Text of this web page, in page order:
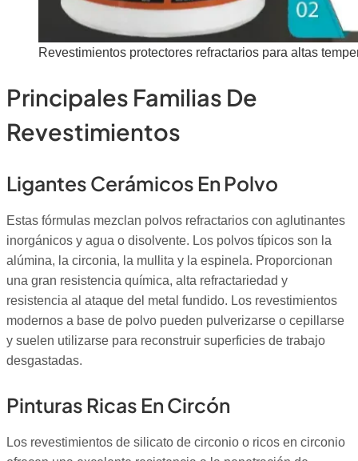
Revestimientos protectores refractarios para altas
Principales Familias De
Revestimientos
Ligantes Cerámicos En Polvo
Estas fórmulas mezclan polvos refractarios con aglutinantes
inorgánicos y agua o disolvente. Los polvos típicos son la
alúmina, la circonia, la mullita y la espinela. Proporcionan
una gran resistencia química, alta refractariedad y
resistencia al ataque del metal fundido. Los revestimientos
modernos a base de polvo pueden pulverizarse o cepillarse
y suelen utilizarse para reconstruir superficies de trabajo
desgastadas.
Pinturas Ricas En Circón
Los revestimientos de silicato de circonio o ricos en circonio